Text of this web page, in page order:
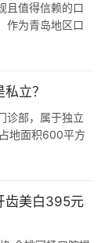
且值得信赖的口
作为青岛地区口
立？
诊部，属于独立
地面积600平方
齿美白395元